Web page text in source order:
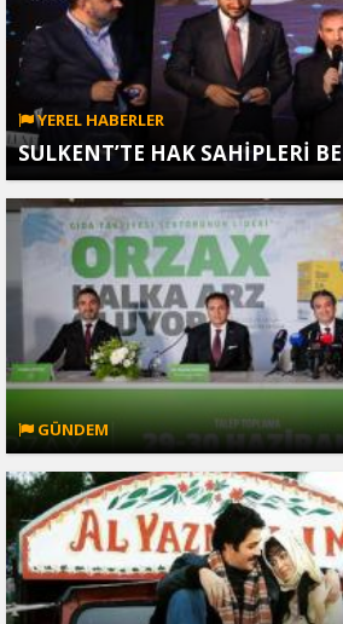
YEREL HABERLER
SULKENT’TE HAK SAHİPLERİ
GÜNDEM